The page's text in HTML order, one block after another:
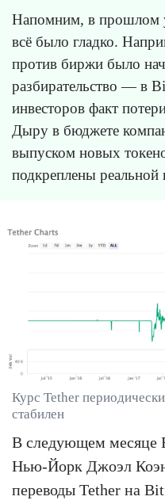
Напомним, в прошлом
всё было гладко.
против биржи было
разбирательство — в
инвесторов факт
Дыру в бюджете
выпуском новых
подкреплены реальной
Курс Tether
стабилен
В следующем месяце
Нью-Йорк Джоэл Коэн
переводы Tether на